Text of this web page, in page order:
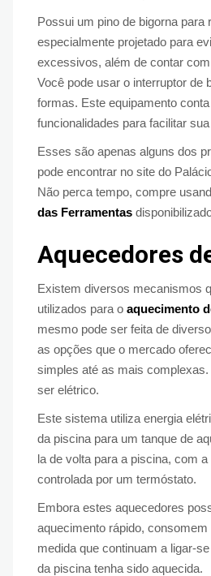
Possui um pino de bigorna para
especialmente projetado para
excessivos, além de contar
Você pode usar o interruptor de
formas. Este equipamento
funcionalidades para facilitar
Esses são apenas alguns dos
pode encontrar no site do
Não perca tempo, compre
das Ferramentas
Aquecedores
Existem diversos mecanismos
utilizados para o aquecimento
mesmo pode ser feita de
as opções que o mercado
simples até as mais
ser elétrico.
Este sistema utiliza energia
da piscina para um tanque de
la de volta para a piscina, com
controlada por um termóstato.
Embora estes aquecedores
aquecimento rápido,
medida que continuam a ligar-
da piscina tenha sido aquecida.